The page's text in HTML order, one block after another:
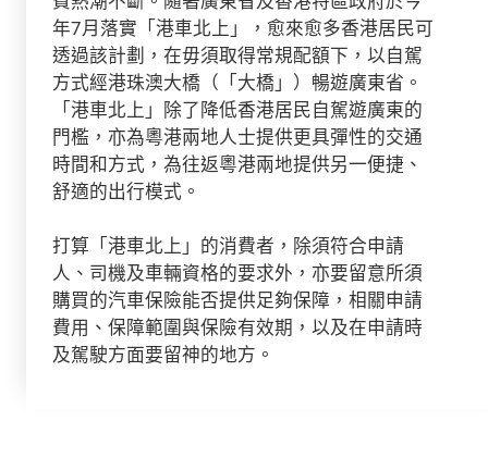
年7月落實「港車北上」，愈來愈多香港居民可
透過該計劃，在毋須取得常規配額下，以自駕
方式經港珠澳大橋（「大橋」）暢遊廣東省。
「港車北上」除了降低香港居民自駕遊廣東的
門檻，亦為粵港兩地人士提供更具彈性的交通
時間和方式，為往返粵港兩地提供另一便捷、
舒適的出行模式。
打算「港車北上」的消費者，除須符合申請
人、司機及車輛資格的要求外，亦要留意所須
購買的汽車保險能否提供足夠保障，相關申請
費用、保障範圍與保險有效期，以及在申請時
及駕駛方面要留神的地方。